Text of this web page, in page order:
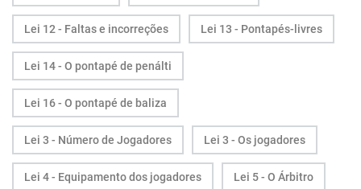
Lei 12 - Faltas e incorreções Lei 13 - Pontapés-livres
Lei 14 - O pontapé de penálti
Lei 16 - O pontapé de baliza
Lei 3 - Número de Jogadores Lei 3 - Os jogadores
Lei 4 - Equipamento dos jogadores Lei 5 - O Árbitro